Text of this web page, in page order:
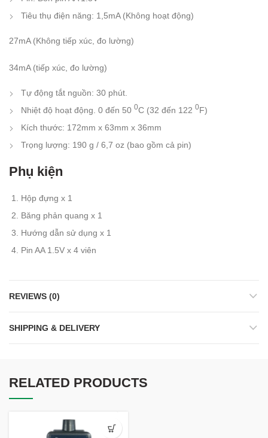
Tiêu thụ điện năng: 1,5mA (Không hoạt động)
27mA (Không tiếp xúc, đo lường)
34mA (tiếp xúc, đo lường)
Tự động tắt nguồn: 30 phút.
Nhiệt độ hoạt động. 0 đến 50 0C (32 đến 122 0F)
Kích thước: 172mm x 63mm x 36mm
Trọng lượng: 190 g / 6,7 oz (bao gồm cả pin)
Phụ kiện
Hộp đựng x 1
Băng phản quang x 1
Hướng dẫn sử dụng x 1
Pin AA 1.5V x 4 viên
REVIEWS (0)
SHIPPING & DELIVERY
RELATED PRODUCTS